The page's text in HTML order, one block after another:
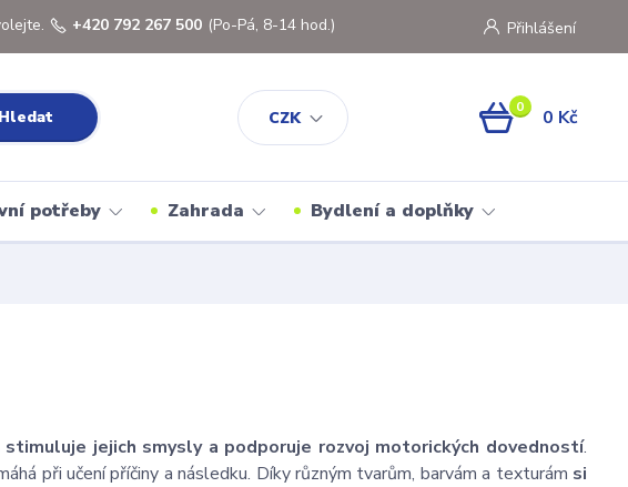
CZK
Přihlášení
Hledat
+420 792 267 500 (Po-Pá, 8-14 hod.)
0 0 Kč
potřeby Zahrada Bydlení a doplňky
stimuluje jejich smysly a podporuje rozvoj motorických dovedností.
při učení příčiny a následku. Díky různým tvarům, barvám a texturám si